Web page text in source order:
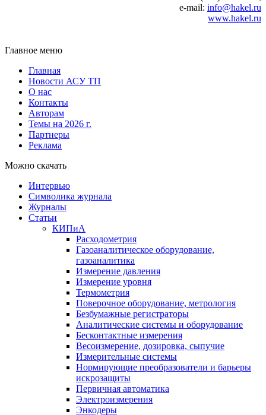
e‑mail: info@hakel.ru
www.hakel.ru
Главное меню
Главная
Новости АСУ ТП
О нас
Контакты
Авторам
Темы на 2026 г.
Партнеры
Реклама
Можно скачать
Интервью
Символика журнала
Журналы
Статьи
КИПиА
Расходометрия
Газоаналитическое оборудование,
газоаналитика
Измерение давления
Измерение уровня
Термометрия
Поверочное оборудование, метрология
Безбумажные регистраторы
Аналитические системы и оборудование
Бесконтактные измерения
Весоизмерение, дозировка, сыпучие
Измерительные системы
Нормирующие преобразователи и барьеры
искрозащиты
Первичная автоматика
Электроизмерения
Энкодеры